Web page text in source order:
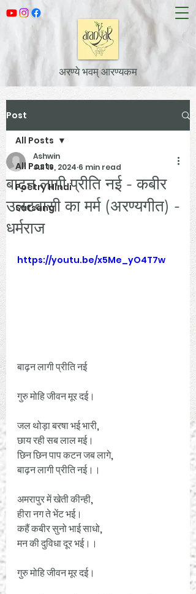
अरण्ये भवम् आरण्यकम
Post
All Posts
Poetry Hindi
Satsang
All Posts
बाढ़न लागी प्रीति नई - कबीर
उलटवासी का मर्म (अरण्यगीत) -
धर्मराज
Ashwin
Jul 19, 2024 6 min read
https://youtu.be/x5Me_yO4T7w
बाढ़न लागी प्रीति नई
गुरु मोहि जीवन मूर दई।
जल थोड़ा बरषा भई भारी,
छाय रही सब लाल मई।
छिन छिन पाप कटन जब लागे,
बाढ़न लागी प्रीति नई।।
अमरापुर में खेती कीन्ही,
हीरा नग ते भेंट भई।
कहैं कबीर सुनो भाई साधो,
मन की दुविधा दूर भई।।
गुरु मोहि जीवन मूर दई।